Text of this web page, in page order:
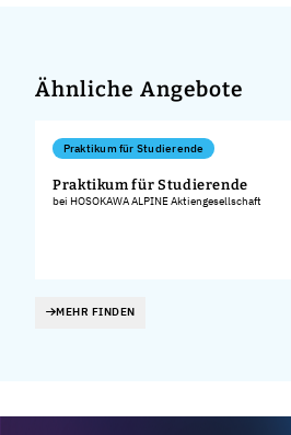
Ähnliche Angebote
Praktikum für Studierende
Praktikum für Studierende
bei HOSOKAWA ALPINE Aktiengesellschaft
MEHR FINDEN